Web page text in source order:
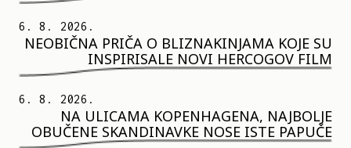
6. 8. 2026.
NEOBIČNA PRIČA O BLIZNAKINJAMA KOJE SU
INSPIRISALE NOVI HERCOGOV FILM
6. 8. 2026.
NA ULICAMA KOPENHAGENA, NAJBOLJE
OBUČENE SKANDINAVKE NOSE ISTE PAPUČE